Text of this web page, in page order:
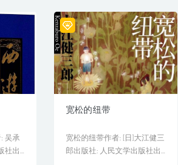
吴承
社出
宽松的纽带
宽松的纽带作者: [日]大江健三
郎出版社: 人民文学出版社出